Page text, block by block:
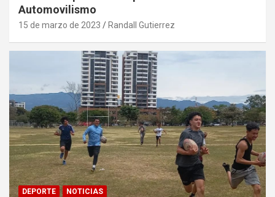
Automovilismo
15 de marzo de 2023 Randall Gutierrez
DEPORTE NOTICIAS